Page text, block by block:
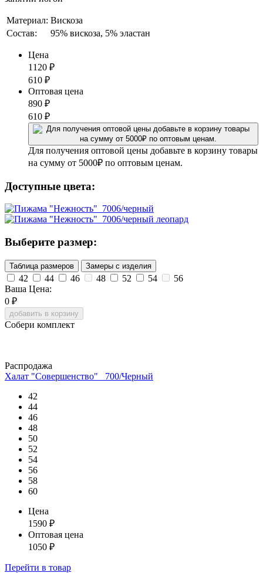
Материал: Вискоза
Состав:
95% вискоза, 5% эластан
Цена
1120 ₽
610 ₽
Оптовая цена
890 ₽
610 ₽
Для получения оптовой цены добавьте в корзину товары
на сумму от 5000₽ по оптовым ценам.
Доступные цвета:
Выберите размер:
Таблица размеров Замеры с изделия
42 44 46 48 52 54
56
Ваша Цена:
0 ₽
добавить в корзину
Собери комплект
Распродажа
Халат "Совершенство" _700/Черный
42
44
46
48
50
52
54
56
58
60
Цена
1590 ₽
Оптовая цена
1050 ₽
Перейти в товар